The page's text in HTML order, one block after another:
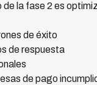
la fase 2 es
de éxito
de respuesta
de pago